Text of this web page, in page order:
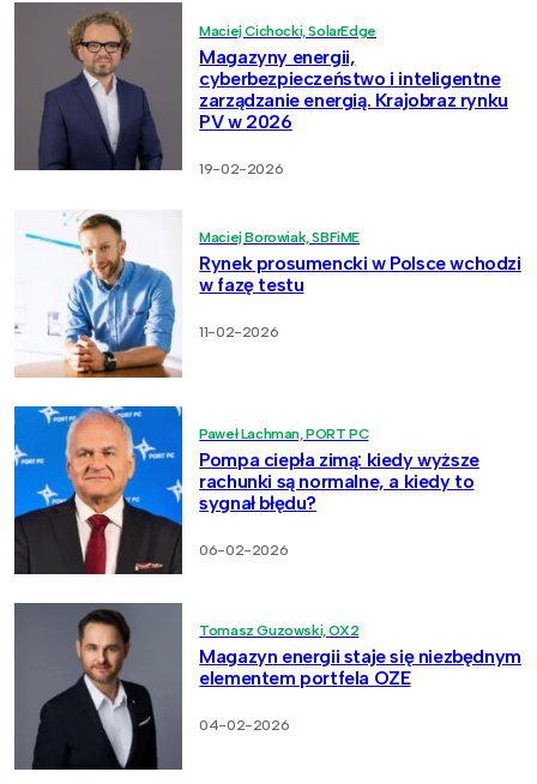
Maciej Cichocki, SolarEdge
Magazyny energii,
cyberbezpieczeństwo i inteligentne
zarządzanie energią. Krajobraz rynku
PV w 2026
19-02-2026
Maciej Borowiak, SBFiME
Rynek prosumencki w Polsce wchodzi
w fazę testu
11-02-2026
Paweł Lachman, PORT PC
Pompa ciepła zimą: kiedy wyższe
rachunki są normalne, a kiedy to
sygnał błędu?
06-02-2026
Tomasz Guzowski, OX2
Magazyn energii staje się niezbędnym
elementem portfela OZE
04-02-2026